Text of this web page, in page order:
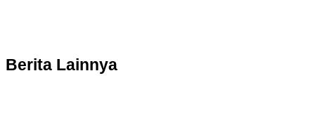
Berita Lainnya